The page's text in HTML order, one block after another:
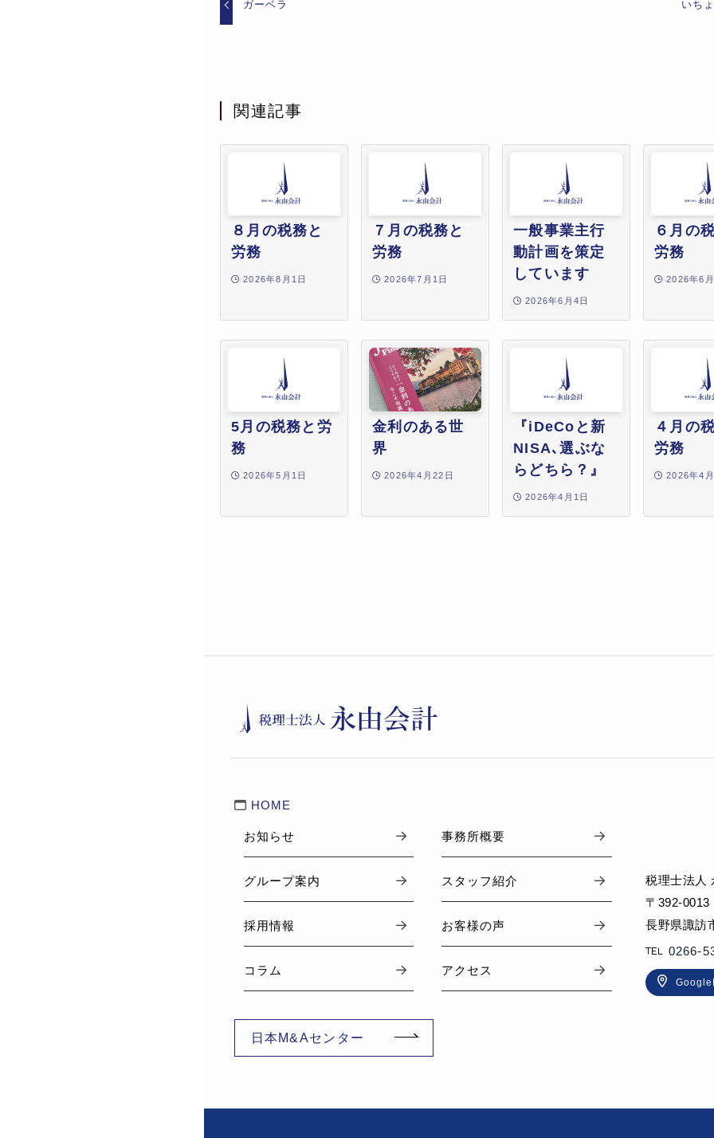
ガーベラ いち
関連記事
８月の税務と
労務
2026年8月1日
７月の税務と
労務
2026年7月1日
一般事業主行
動計画を策定
しています
2026年6月4日
６月の
労務
2026年6
5月の税務と労
務
2026年5月1日
金利のある世
界
2026年4月22日
『iDeCoと新
NISA､選ぶな
らどちら？』
2026年4月1日
４月の
労務
2026年4
HOME
お知らせ 事務所概要
グループ案内 スタッフ紹介
採用情報 お客様の声
コラム アクセス
日本M&Aセンター
税理士法人
〒392-0013
長野県諏訪
0266-